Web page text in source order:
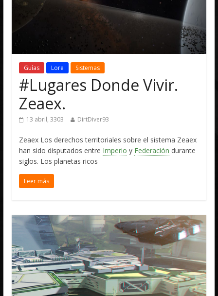
Guías Lore Sistemas
#Lugares Donde Vivir.
Zeaex.
13 abril, 3303 DirtDiver93
Zeaex Los derechos territoriales sobre el sistema Zeaex
han sido disputados entre Imperio y Federación durante
siglos. Los planetas ricos
Leer más